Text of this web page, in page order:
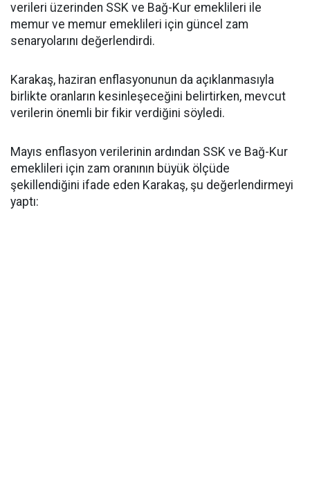
verileri üzerinden SSK ve Bağ-Kur emeklileri ile
memur ve memur emeklileri için güncel zam
senaryolarını değerlendirdi.
Karakaş, haziran enflasyonunun da açıklanmasıyla
birlikte oranların kesinleşeceğini belirtirken, mevcut
verilerin önemli bir fikir verdiğini söyledi.
Mayıs enflasyon verilerinin ardından SSK ve Bağ-Kur
emeklileri için zam oranının büyük ölçüde
şekillendiğini ifade eden Karakaş, şu değerlendirmeyi
yaptı: